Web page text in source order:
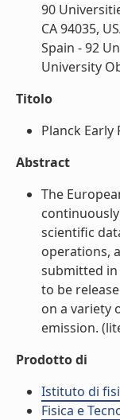
90
CA 94035,
Spain - 92
University
Titolo
Planck Early
Abstract
The
scientific
operations,
submitted in
to be
on a variety
emission.
Prodotto di
Istituto di
Fisica e